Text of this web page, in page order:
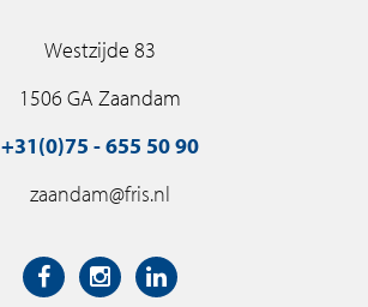
Westzijde 83
1506 GA Zaandam
+31(0)75 - 655 50 90
zaandam@fris.nl